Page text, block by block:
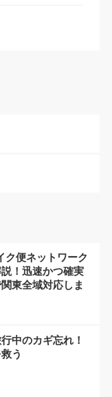
ク便ネットワーク
！迅速かつ確実
東全域対応しま
中のカギ忘れ！
う